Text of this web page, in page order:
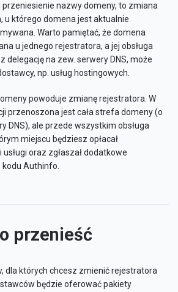
nazwy domeny, to zmiana
u którego domena jest aktualnie
Warto pamiętać, że domena
u jednego rejestratora, a jej obsługa
delegację na zew. serwery DNS, może
np. usług hostingowych.
powoduje zmianę rejestratora. W
przenoszona jest cała strefa domeny (o
DNS), ale przede wszystkim obsługa
miejscu będziesz opłacał
oraz zgłaszał dodatkowe
Authinfo.
przenieść
dla których chcesz zmienić rejestratora
będzie oferować pakiety